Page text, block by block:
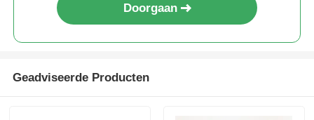
Doorgaan
Geadviseerde Producten